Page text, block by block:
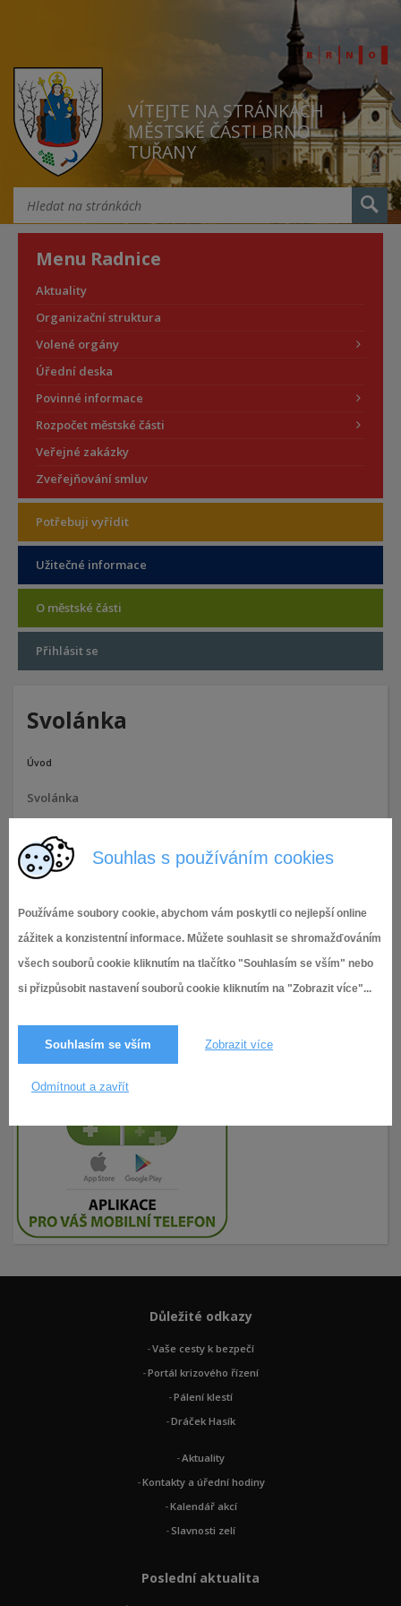
Souhlas s používáním cookies
Používáme soubory cookie, abychom vám poskytli co nejlepší online
zážitek a konzistentní informace. Můžete souhlasit se shromažďováním
všech souborů cookie kliknutím na tlačítko "Souhlasím se vším" nebo
si přizpůsobit nastavení souborů cookie kliknutím na "Zobrazit více"...
Souhlasím se vším Zobrazit více
Odmítnout a zavřít
VÍTEJTE NA STRÁNKÁCH
MĚSTSKÉ ČÁSTI BRNO
TUŘANY
Menu Radnice
Aktuality
Organizační struktura
Volené orgány
Úřední deska
Povinné informace
Rozpočet městské části
Veřejné zakázky
Zveřejňování smluv
Potřebuji vyřídit
Užitečné informace
O městské části
Přihlásit se
Svolánka
Úvod
Svolánka
15.2.2024
Důležité odkazy
Vaše cesty k bezpečí
Portál krizového řízení
Pálení klestí
Dráček Hasík
Aktuality
Kontakty a úřední hodiny
Kalendář akcí
Slavnosti zelí
Poslední aktualita